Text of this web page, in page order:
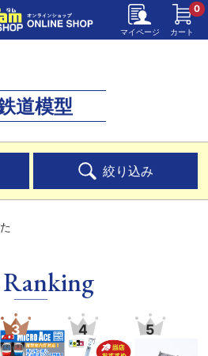
マイページ カート
0
道模型
絞り込み
Ranking
3 4 5